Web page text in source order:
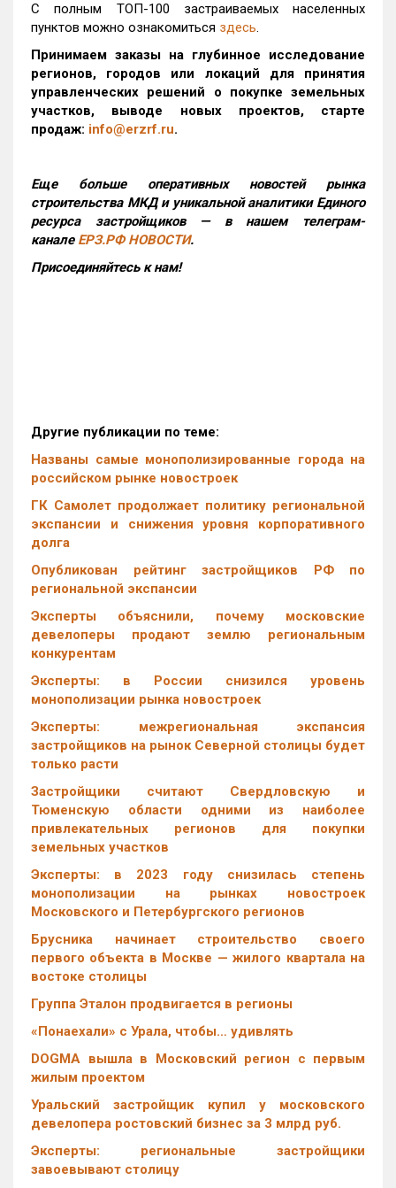
С полным ТОП-100 застраиваемых населенных
пунктов можно ознакомиться здесь.
Принимаем заказы на глубинное исследование
регионов, городов или локаций для принятия
управленческих решений о покупке земельных
участков, выводе новых проектов, старте
продаж: info@erzrf.ru.
Еще больше оперативных новостей рынка
строительства МКД и уникальной аналитики Единого
ресурса застройщиков — в нашем телеграм-
канале ЕРЗ.РФ НОВОСТИ.
Присоединяйтесь к нам!
Другие публикации по теме:
Названы самые монополизированные города на
российском рынке новостроек
ГК Самолет продолжает политику региональной
экспансии и снижения уровня корпоративного
долга
Опубликован рейтинг застройщиков РФ по
региональной экспансии
Эксперты объяснили, почему московские
девелоперы продают землю региональным
конкурентам
Эксперты: в России снизился уровень
монополизации рынка новостроек
Эксперты: межрегиональная экспансия
застройщиков на рынок Северной столицы будет
только расти
Застройщики считают Свердловскую и
Тюменскую области одними из наиболее
привлекательных регионов для покупки
земельных участков
Эксперты: в 2023 году снизилась степень
монополизации на рынках новостроек
Московского и Петербургского регионов
Брусника начинает строительство своего
первого объекта в Москве — жилого квартала на
востоке столицы
Группа Эталон продвигается в регионы
«Понаехали» с Урала, чтобы… удивлять
DOGMA вышла в Московский регион с первым
жилым проектом
Уральский застройщик купил у московского
девелопера ростовский бизнес за 3 млрд руб.
Эксперты: региональные застройщики
завоевывают столицу